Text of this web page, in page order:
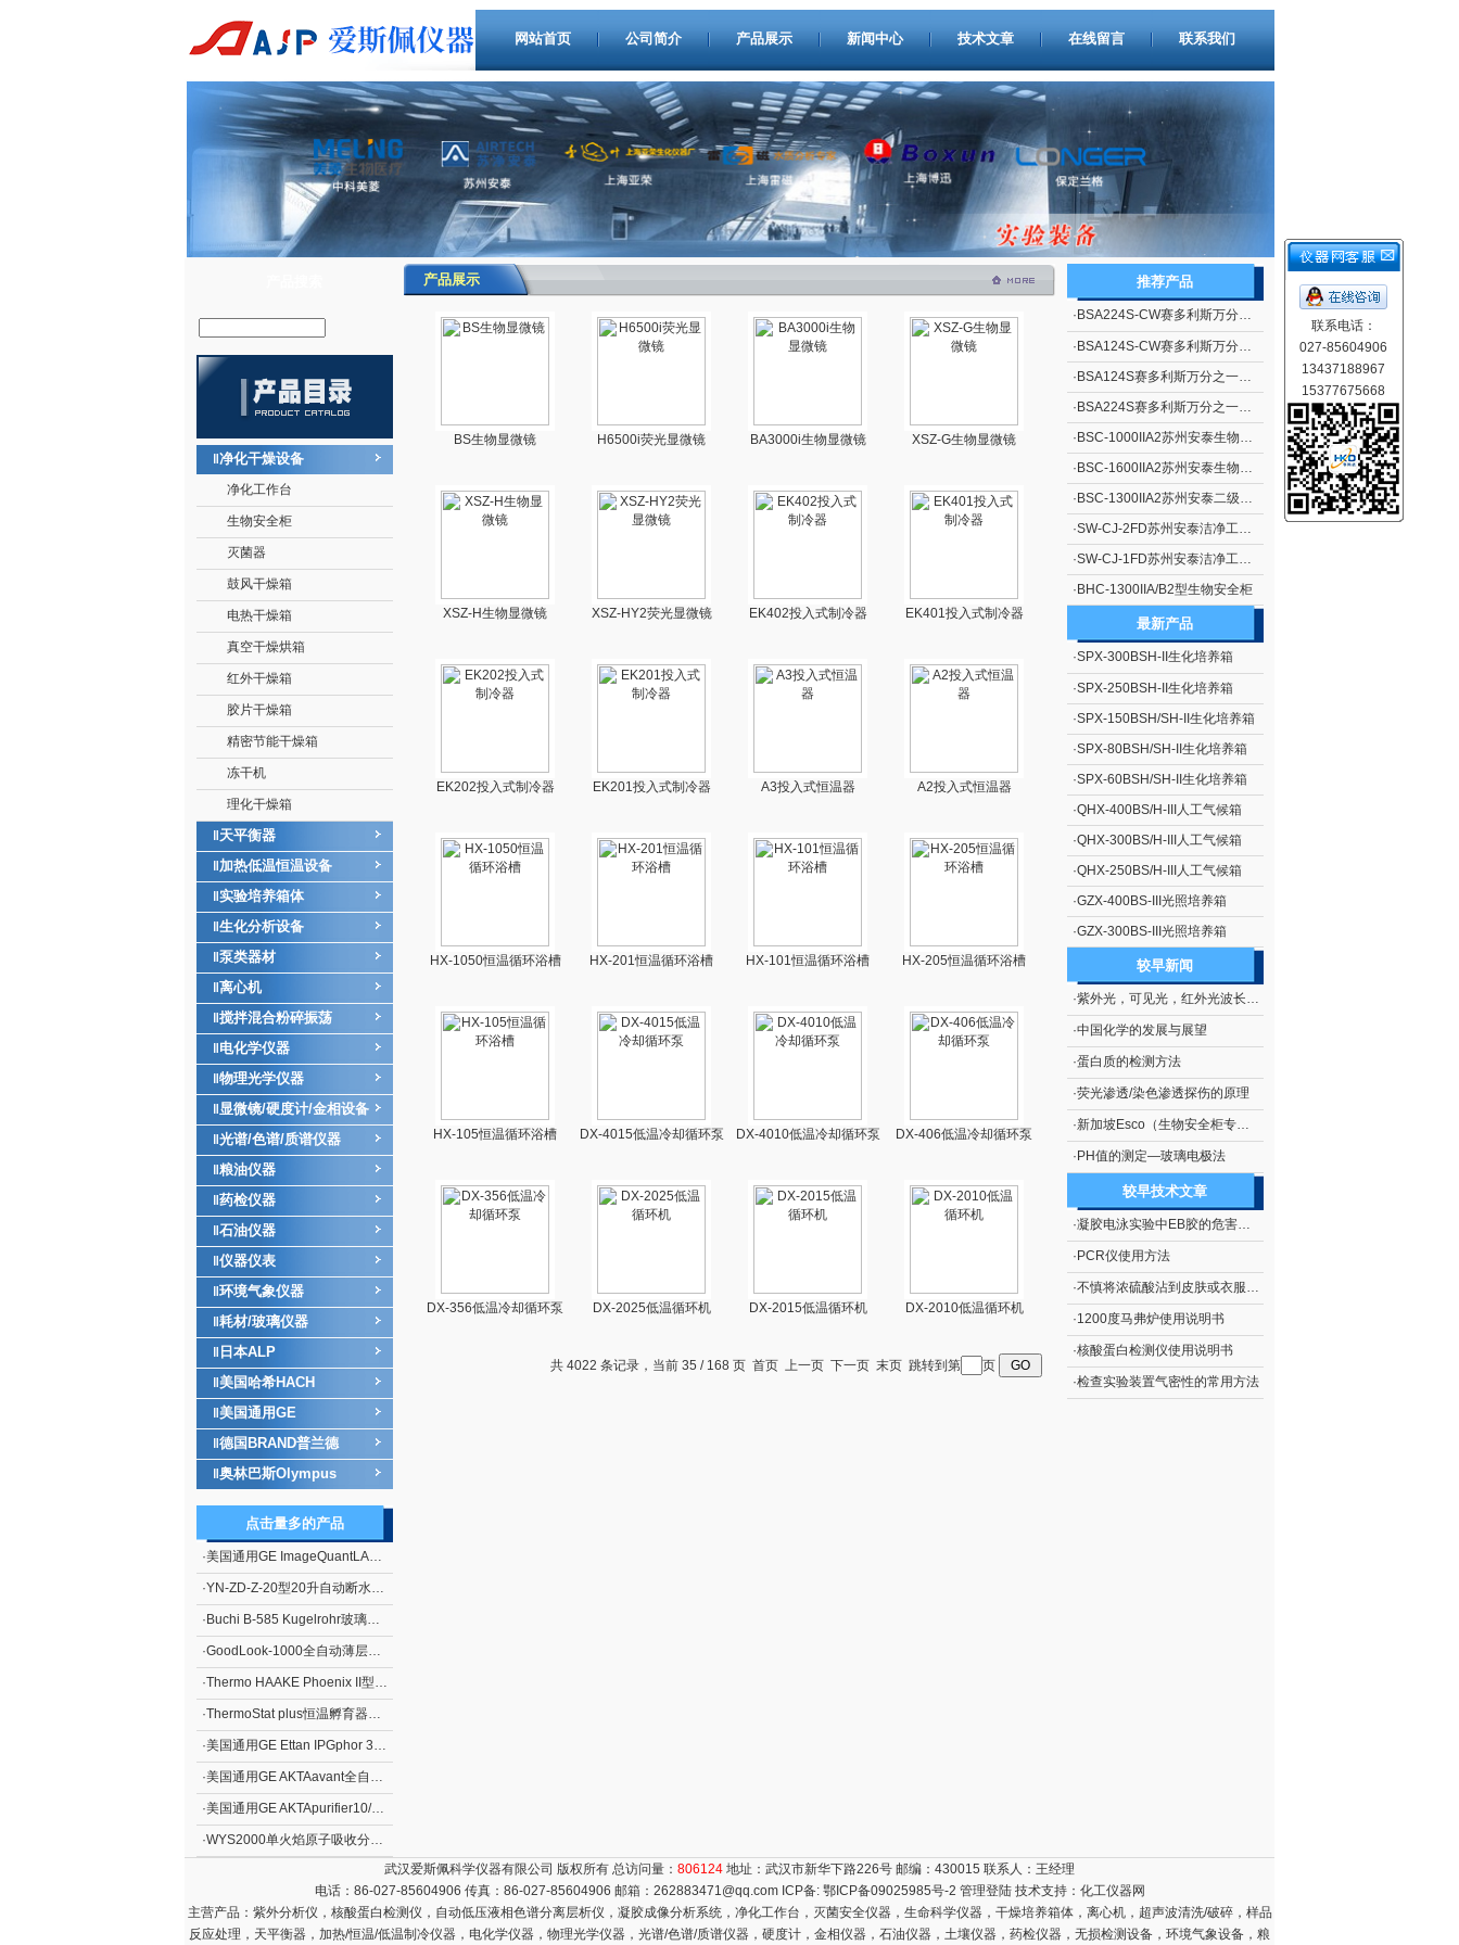
网站首页 公司简介 产品展示 新闻中心 技术文章 在线留言 联系我们
净化干燥设备
净化工作台
生物安全柜
灭菌器
鼓风干燥箱
电热干燥箱
真空干燥烘箱
红外干燥箱
胶片干燥箱
精密节能干燥箱
冻干机
理化干燥箱
天平衡器
加热低温恒温设备
实验培养箱体
生化分析设备
泵类器材
离心机
搅拌混合粉碎振荡
电化学仪器
物理光学仪器
显微镜/硬度计/金相设备
光谱/色谱/质谱仪器
粮油仪器
药检仪器
石油仪器
仪器仪表
环境气象仪器
耗材/玻璃仪器
日本ALP
美国哈希HACH
美国通用GE
德国BRAND普兰德
奥林巴斯Olympus
点击量多的产品
·美国通用GE ImageQuantLAS4000化学发光成像分析仪
·YN-ZD-Z-20型20升自动断水不锈钢电热蒸馏水器
· Buchi B-585 Kugelrohr玻璃蒸馏仪
·GoodLook-1000全自动薄层色谱成像系统
·Thermo HAAKE Phoenix II型P1-C25P制冷水浴
·ThermoStat plus恒温孵育器（艾本德）
·美国通用GE Ettan IPGphor 3双向电泳系统*向等电聚焦系统
·美国通用GE AKTAavant全自动蛋白质分离纯化系统
·美国通用GE AKTApurifier10/100蛋白质快速纯化系统
·WYS2000单火焰原子吸收分光光度计
产品展示
BS生物显微镜 H6500i荧光显微镜 BA3000i生物显微镜 XSZ-G生物显微镜
XSZ-H生物显微镜 XSZ-HY2荧光显微镜 EK402投入式制冷器 EK401投入式制冷器
EK202投入式制冷器 EK201投入式制冷器 A3投入式恒温器 A2投入式恒温器
HX-1050恒温循环浴槽 HX-201恒温循环浴槽 HX-101恒温循环浴槽 HX-205恒温循环浴槽
HX-105恒温循环浴槽 DX-4015低温冷却循环泵 DX-4010低温冷却循环泵 DX-406低温冷却循环泵
DX-356低温冷却循环泵 DX-2025低温循环机 DX-2015低温循环机 DX-2010低温循环机
共 4022 条记录，当前 35 / 168 页 首页 上一页 下一页 末页 跳转到第 页
推荐产品
· BSA224S-CW赛多利斯万分之一电子天平
· BSA124S-CW赛多利斯万分之一电子天平
· BSA124S赛多利斯万分之一电子天平
· BSA224S赛多利斯万分之一电子天平
· BSC-1000IIA2苏州安泰生物安全柜
· BSC-1600IIA2苏州安泰生物安全柜
· BSC-1300IIA2苏州安泰二级生物安全柜（停产）
·SW-CJ-2FD苏州安泰洁净工作台单人单面、垂直送风 净化工作台 超净工作台
·SW-CJ-1FD苏州安泰洁净工作台单人单面、垂直送风 净化工作台 超净工作台
· BHC-1300IIA/B2型生物安全柜
最新产品
·SPX-300BSH-II生化培养箱
·SPX-250BSH-II生化培养箱
·SPX-150BSH/SH-II生化培养箱
·SPX-80BSH/SH-II生化培养箱
·SPX-60BSH/SH-II生化培养箱
·QHX-400BS/H-III人工气候箱
·QHX-300BS/H-III人工气候箱
·QHX-250BS/H-III人工气候箱
·GZX-400BS-III光照培养箱
·GZX-300BS-III光照培养箱
较早新闻
·紫外光，可见光，红外光波长范围
·中国化学的发展与展望
·蛋白质的检测方法
·荧光渗透/染色渗透探伤的原理
·新加坡Esco（生物安全柜专业厂商）
· PH值的测定—玻璃电极法
较早技术文章
·凝胶电泳实验中EB胶的危害及处理措施
· PCR仪使用方法
·不慎将浓硫酸沾到皮肤或衣服上的处理方法
·1200度马弗炉使用说明书
·核酸蛋白检测仪使用说明书
·检查实验装置气密性的常用方法
武汉爱斯佩科学仪器有限公司 版权所有 总访问量： 806124 地址：武汉市新华下路226号 邮编：430015 联系人：王经理
电话：86-027-85604906 传真：86-027-85604906 邮箱： 262883471@qq.comICP备:鄂ICP备09025985号-2 管理登陆 技术支持： 化工仪器网
主营产品： 紫外分析仪，核酸蛋白检测仪，自动低压液相色谱分离层析仪，凝胶成像分析系统，净化工作台，灭菌安全仪器，生命科学仪器，干燥培养箱体，离心机，超声波清洗/破碎，样品
反应处理，天平衡器，加热/恒温/低温制冷仪器，电化学仪器，物理光学仪器，光谱/色谱/质谱仪器，硬度计，金相仪器，石油仪器，土壤仪器，药检仪器，无损检测设备，环境气象设备，粮
联系电话：
027-85604906
13437188967
15377675668